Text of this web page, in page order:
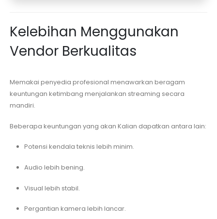
Kelebihan Menggunakan
Vendor Berkualitas
Memakai penyedia profesional menawarkan beragam
keuntungan ketimbang menjalankan streaming secara
mandiri.
Beberapa keuntungan yang akan Kalian dapatkan antara lain:
Potensi kendala teknis lebih minim.
Audio lebih bening.
Visual lebih stabil.
Pergantian kamera lebih lancar.